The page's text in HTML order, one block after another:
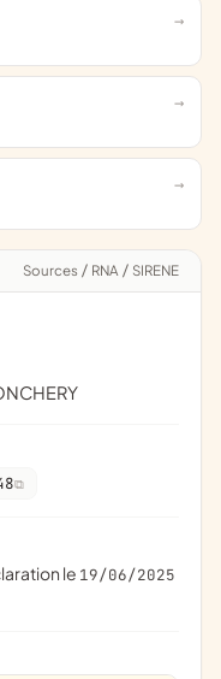
Sources / RNA / SIRENE
le 19/06/2025